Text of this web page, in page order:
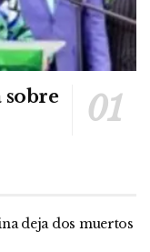
sobre
deja dos muertos